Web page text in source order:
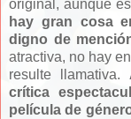
original, aunque
hay gran cosa
digno de
atractiva, no hay
resulte llamativa.
crítica
película de